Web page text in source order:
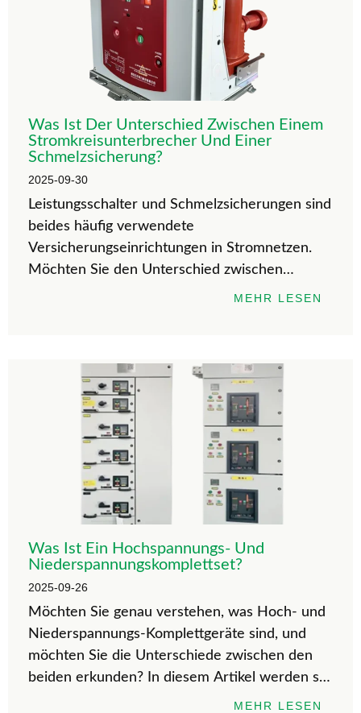
Was Ist Der Unterschied Zwischen Einem
Stromkreisunterbrecher Und Einer
Schmelzsicherung?
2025-09-30
Leistungsschalter und Schmelzsicherungen sind
beides häufig verwendete
Versicherungseinrichtungen in Stromnetzen.
Möchten Sie den Unterschied zwischen
Leistungsschaltern und Sicherungen kennen? In
MEHR LESEN
Was Ist Ein Hochspannungs- Und
Niederspannungskomplettset?
2025-09-26
Möchten Sie genau verstehen, was Hoch- und
Niederspannungs-Komplettgeräte sind, und
möchten Sie die Unterschiede zwischen den
beiden erkunden? In diesem Artikel werden sie
unter verschiedenen GesichtspunktenMEHR LESEN